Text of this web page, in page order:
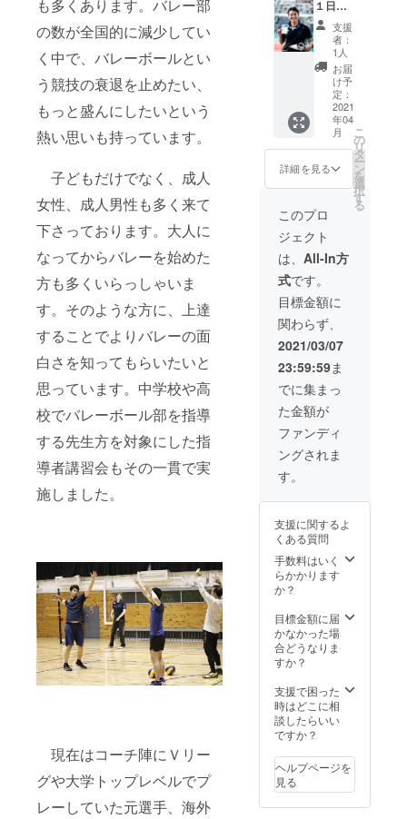
も多くあります。バレー部
の数が全国的に減少してい
く中で、バレーボールとい
う競技の衰退を止めたい、
もっと盛んにしたいという
熱い思いも持っています。
子どもだけでなく、成人
女性、成人男性も多く来て
下さっております。大人に
なってからバレーを始めた
方も多くいらっしゃいま
す。そのような方に、上達
することでよりバレーの面
白さを知ってもらいたいと
思っています。中学校や高
校でバレーボール部を指導
する先生方を対象にした指
導者講習会もその一貫で実
施しました。
現在はコーチ陣にＶリー
グや大学トップレベルでプ
レーしていた元選手、海外
https://
volleyb
ch.tv/pr
oducts/l
ist.php?
categor
y_id=22
&comm
ent2=3
（DVD
の著作
所有す
るもの
とし、
複製、
転売、
改変な
どの行
為を禁
止致し
ます）
す。 商
品説明
は下記
からご
覧下さ
い。
https://t
okyova.
com/sa.
html
（複
製、転
売、改
変など
の行為
を禁止
致しま
す ）
１日
（６時
間）使
い放題
です。
チーム
指導、
チーム
の試合
の解
説、講
演会な
ど、
様々な
形で６
時間
使って
頂いて
構いま
せん！
（別途
交通
費、遠
方の場
合は宿
泊費も
頂戴致
しま
す。日
程は双
方の都
合で調
東京か
致しま
す。公
序良俗
に反す
る内
令に違
反する
内容な
どはお
きませ
ん）
《柄谷
雅紀の
大阪・
北野高
→筑波
大。 筑
支援
者：
1人
お届
け予
定：
2021
年04
月
詳細を見る
こ
の
リ
タ
ー
ン
を
選
択
す
る
このプロ
ジェクト
は、 All-In方
式です。
目標金額に
関わらず、
2021/03/07
23:59:59ま
でに集まっ
た金額が
ファンディ
ングされま
す。
支援に関するよ
くある質問
手数料はいく
らかかります
か？
目標金額に届
かなかった場
合どうなりま
すか？
支援で困った
時はどこに相
談したらいい
ですか？
ヘルプページを
見る